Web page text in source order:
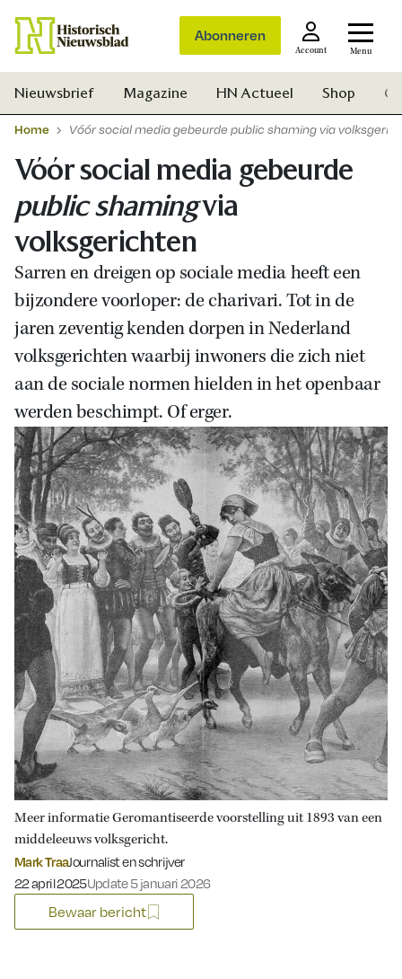
Abonneren
Account Menu
Zoek
Nieuwsbrief Magazine HN Actueel Shop
Home Vóór social media gebeurde public shaming via
Vóór social media gebeurde
public shamingvia
volksgerichten
Sarren en dreigen op sociale media heeft een
bijzondere voorloper: de charivari. Tot in de
jaren zeventig kenden dorpen in Nederland
volksgerichten waarbij inwoners die zich niet
aan de sociale normen hielden in het openbaar
werden beschimpt. Of erger.
Meer informatie Geromantiseerde voorstelling uit 1893 van een
middeleeuws volksgericht.
Mark TraaJournalist en schrijver
Gepubliceerd op:
22 april 2025Update 5 januari 2026
Bewaar bericht